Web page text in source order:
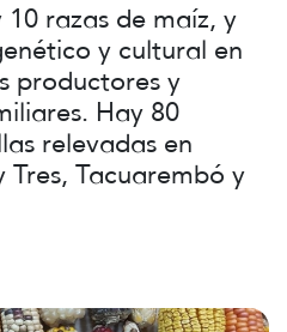
10 razas de maíz, y
y cultural en
productores y
Hay 80
relevadas en
Tres, Tacuarembó y